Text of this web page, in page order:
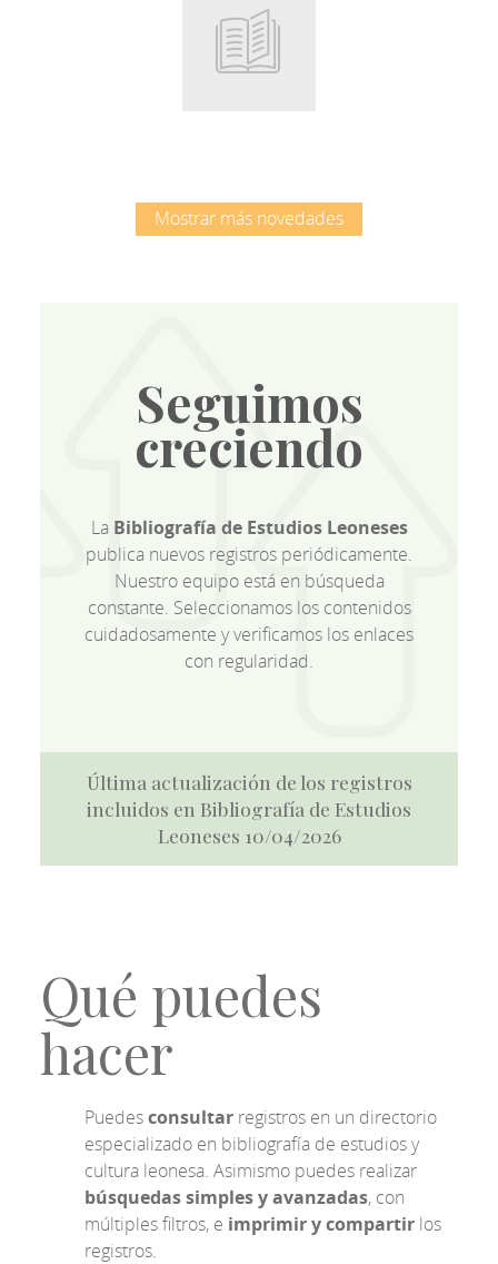
Root
Mostrar más novedades
Seguimos
creciendo
La Bibliografía de Estudios Leoneses
publica nuevos registros periódicamente.
Nuestro equipo está en búsqueda
constante. Seleccionamos los contenidos
cuidadosamente y verificamos los enlaces
con regularidad.
Última actualización de los registros
incluidos en Bibliografía de Estudios
Leoneses 10/04/2026
Qué puedes
hacer
Puedesconsultar registros en un directorio
especializado en bibliografía de estudios y
cultura leonesa. Asimismo puedes realizar
búsquedas simples y avanzadas, con
múltiples filtros, e imprimir y compartir los
registros.